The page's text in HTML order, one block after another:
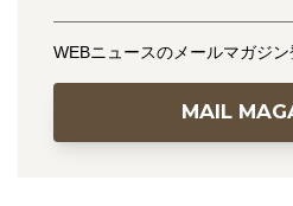
WEBニュースのメールマガジ
MAIL